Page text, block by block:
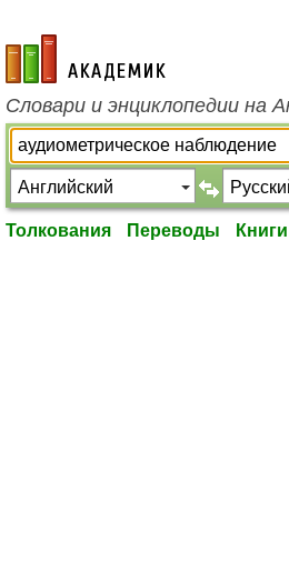
academic.ru
Словари и энциклопедии на
Толкования Переводы Книги